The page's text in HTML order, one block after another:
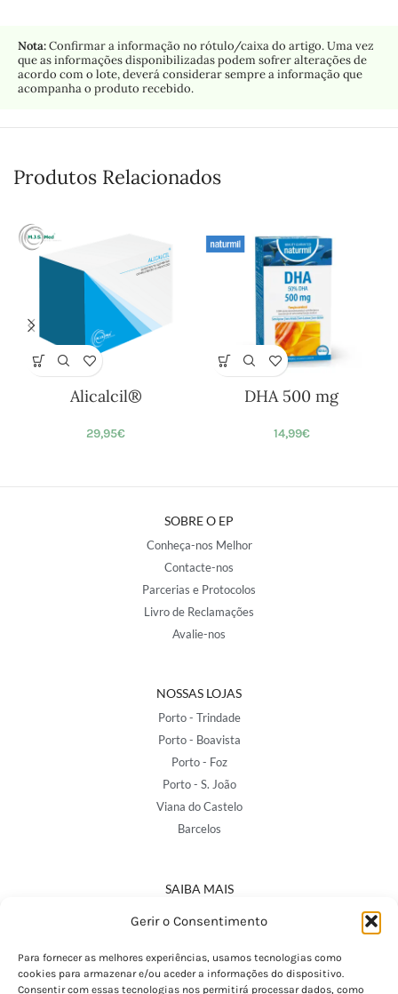
Gerir o Consentimento
Para fornecer as melhores experiências, usamos tecnologias como
cookies para armazenar e/ou aceder a informações do dispositivo.
Consentir com essas tecnologias nos permitirá processar dados, como
Nota:Confirmar a informação no rótulo/caixa do artigo. Uma vez
que as informações disponibilizadas podem sofrer alterações de
acordo com o lote, deverá considerar sempre a informação que
acompanha o produto recebido.
Produtos Relacionados
Alicalcil®
29,95€
DHA 500 mg
14,99€
SOBRE O EP
Conheça-nos Melhor
Contacte-nos
Parcerias e Protocolos
Livro de Reclamações
Avalie-nos
NOSSAS LOJAS
Porto - Trindade
Porto - Boavista
Porto - Foz
Porto - S. João
Viana do Castelo
Barcelos
SAIBA MAIS
Política de Privacidade
Termos e Condições
Perguntas Frequentes